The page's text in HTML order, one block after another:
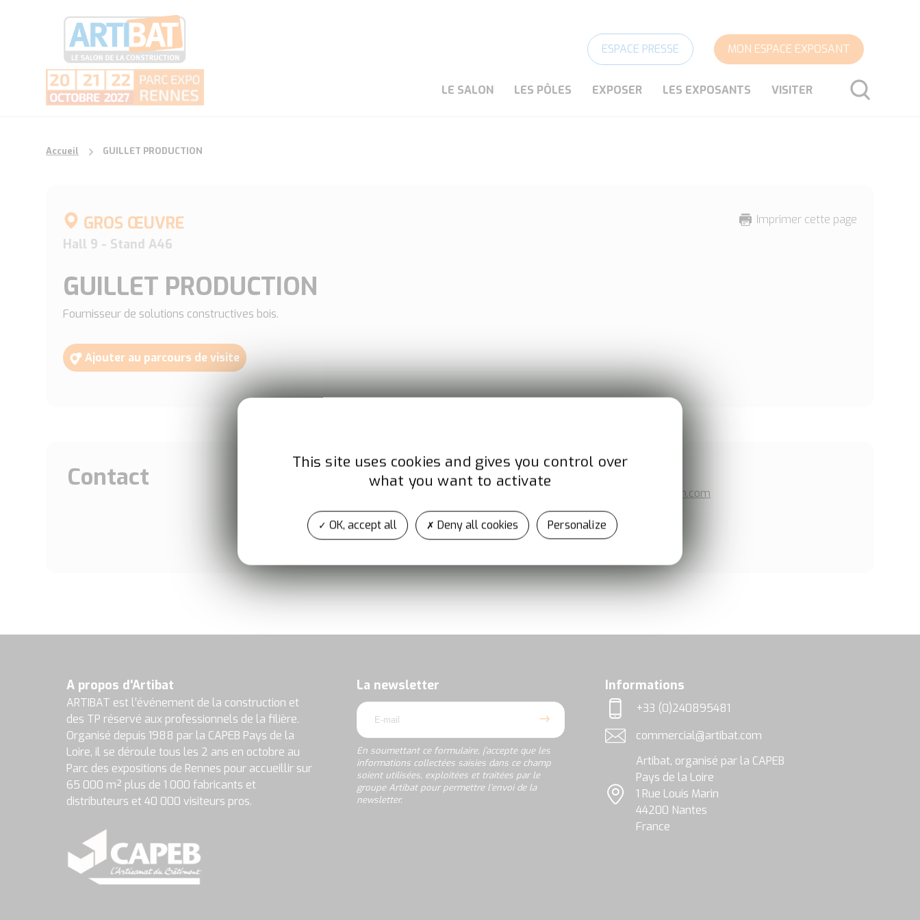
ESPACE PRESSE MON ESPACE EXPOSANT
LE SALON LES PÔLES EXPOSER LES EXPOSANTS VISITER RECHERCHER
Accueil GUILLET PRODUCTION
Imprimer cette page
GROS ŒUVRE
Hall 9 - Stand A46
GUILLET PRODUCTION
Fournisseur de solutions constructives bois.
Ajouter au parcours de visite
Contact Adresse
Saint hilaire de Loulay
85600 MONTAIGU-VENDEE
France
Site internet
www.guillet-production.com
A propos d'Artibat
ARTIBAT est l’événement de la construction et
des TP réservé aux professionnels de la filière.
Organisé depuis 1988 par la CAPEB Pays de la
Loire, il se déroule tous les 2 ans en octobre au
Parc des expositions de Rennes pour accueillir sur
65 000 m² plus de 1 000 fabricants et
distributeurs et 40 000 visiteurs pros.
La newsletter
email
En soumettant ce formulaire, j’accepte que les
informations collectées saisies dans ce champ
soient utilisées, exploitées et traitées par le
groupe Artibat pour permettre l’envoi de la
newsletter.
formulaire,
que
les
saisies
dans
ce
champ
soient
Informations
Téléphone
+33 (0)240895481
Adresse email
commercial@artibat.com
Localisation
Artibat, organisé par la CAPEB
Pays de la Loire
1 Rue Louis Marin
44200 Nantes
France
This site uses cookies and gives you control over
what you want to activate
OK, accept all Deny all cookies Personalize